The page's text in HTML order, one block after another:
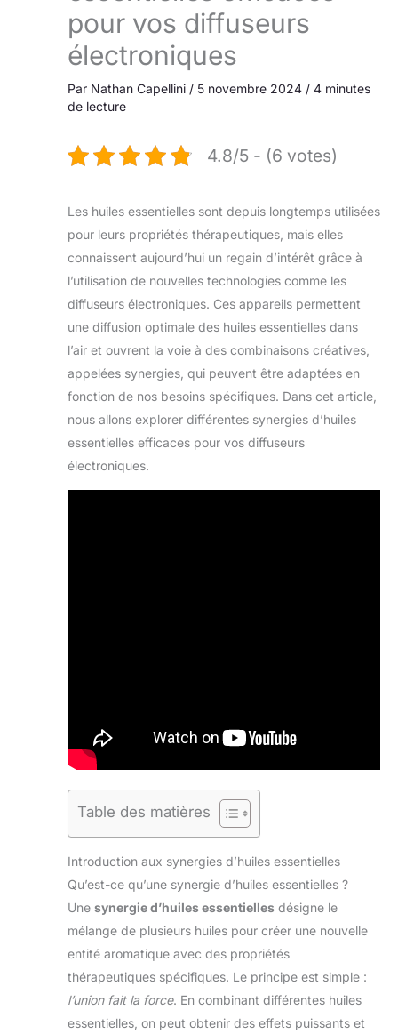
pour vos diffuseurs
électroniques
Par Nathan Capellini / 5 novembre 2024 / 4 minutes
de lecture
4.8/5 - (6 votes)
Les huiles essentielles sont depuis longtemps utilisées
pour leurs propriétés thérapeutiques, mais elles
connaissent aujourd’hui un regain d’intérêt grâce à
l’utilisation de nouvelles technologies comme les
diffuseurs électroniques. Ces appareils permettent
une diffusion optimale des huiles essentielles dans
l’air et ouvrent la voie à des combinaisons créatives,
appelées synergies, qui peuvent être adaptées en
fonction de nos besoins spécifiques. Dans cet article,
nous allons explorer différentes synergies d’huiles
essentielles efficaces pour vos diffuseurs
électroniques.
Table des matières
Introduction aux synergies d’huiles essentielles
Qu’est-ce qu’une synergie d’huiles essentielles ?
Une synergie d’huiles essentielles désigne le
mélange de plusieurs huiles pour créer une nouvelle
entité aromatique avec des propriétés
thérapeutiques spécifiques. Le principe est simple :
l’union fait la force. En combinant différentes huiles
essentielles, on peut obtenir des effets puissants et